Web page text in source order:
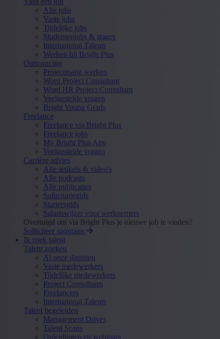
Alle jobs
Vaste jobs
Tijdelijke jobs
Studentenjobs & stages
International Talents
Werken bij Bright Plus
Outsourcing
Projectmatig werken
Word Project Consultant
Word HR Project Consultant
Veelgestelde vragen
Bright Young Grads
Freelance
Freelance via Bright Plus
Freelance jobs
My Bright Plus App
Veelgestelde vragen
Carrière advies
Alle artikels & video's
Alle podcasts
Alle publicaties
Sollicitatiegids
Startersgids
Salariswijzer voor werknemers
Overtuigd om via Bright Plus je nieuwe job te vinden?
Solliciteer spontaan
Ik zoek talent
Talent zoeken
Al onze diensten
Vaste medewerkers
Tijdelijke medewerkers
Project Consultants
Freelancers
International Talents
Talent begeleiden
Management Drives
Talent Scans
Opleidingen en webinars